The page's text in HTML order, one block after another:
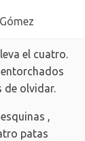
el cuatro.
de olvidar.
,
patas